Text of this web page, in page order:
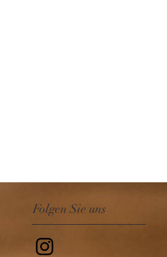
Folgen Sie uns